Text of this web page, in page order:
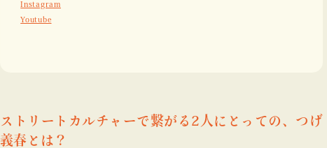
Instagram
Youtube
ストリートカルチャーで繋がる2人にとっての、つげ
義春とは？